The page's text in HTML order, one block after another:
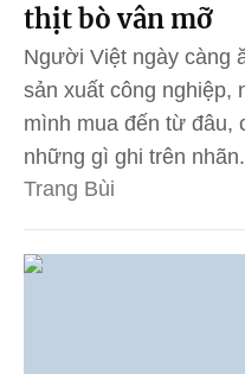
thịt bò vân mỡ
Người Việt ngày càng
sản xuất công nghiệp,
mình mua đến từ đâu,
những gì ghi trên nhãn.
Trang Bùi